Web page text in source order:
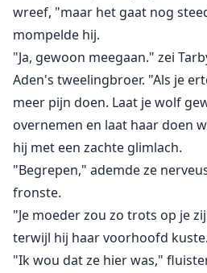
wreef, "maar het gaat nog
mompelde hij.
"Ja, gewoon meegaan." zei
Aden's tweelingbroer. "Als je
meer pijn doen. Laat je wolf
overnemen en laat haar doen
hij met een zachte glimlach.
"Begrepen," ademde ze
fronste.
"Je moeder zou zo trots op je
terwijl hij haar voorhoofd kuste.
"Ik wou dat ze hier was,"